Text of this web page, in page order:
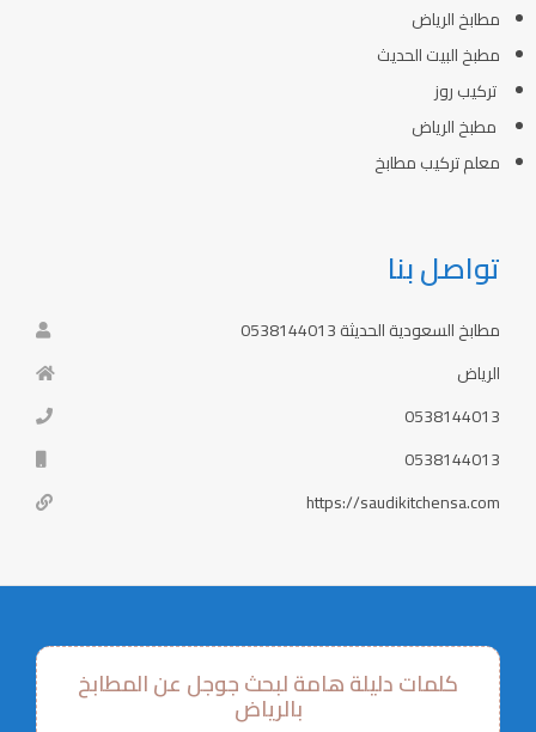
مطابخ الرياض
مطبخ البيت الحديث
تركيب روز
مطبخ الرياض
معلم تركيب مطابخ
تواصل بنا
مطابخ السعودية الحديثة 0538144013
الرياض
0538144013
0538144013
https://saudikitchensa.com
كلمات دليلة هامة لبحث جوجل عن المطابخ
بالرياض